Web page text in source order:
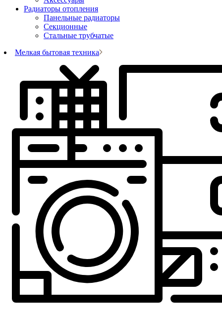
Радиаторы отопления
Панельные радиаторы
Секционные
Стальные трубчатые
Мелкая бытовая техника